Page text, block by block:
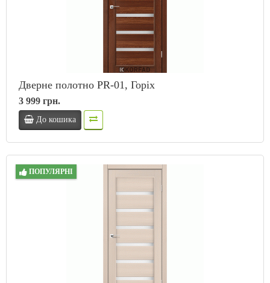
Дверне полотно PR-01, Горіх
3 999 грн.
До кошика
ПОПУЛЯРНІ